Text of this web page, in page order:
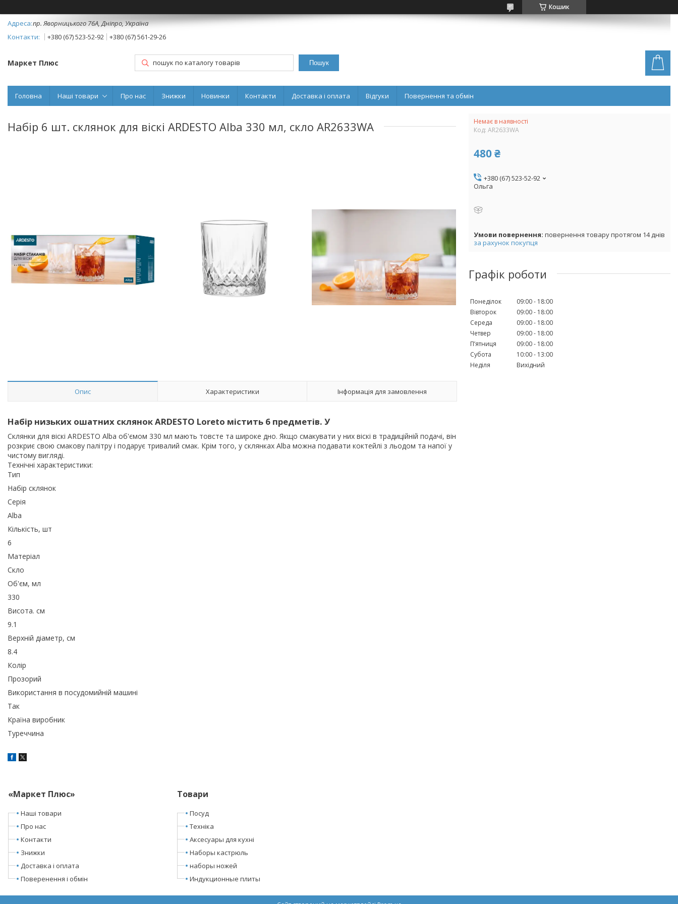
Кошик
пр. Яворницького 76А, Дніпро, Україна
+380 (67) 523-52-92
+380 (67) 561-29-26
Маркет Плюс Пошук
Головна Наші товари Про нас Знижки Новинки Контакти Доставка і оплата Відгуки Повернення та обмін
Набір 6 шт. склянок для віскі ARDESTO Alba 330 мл, скло AR2633WA
Опис Характеристики Інформація для замовлення
Набір низьких ошатних склянок ARDESTO Loreto містить 6 предметів. У
Склянки для віскі ARDESTO Alba об'ємом 330 мл мають товсте та широке дно. Якщо смакувати у них віскі в традиційній подачі, він
розкриє свою смакову палітру і подарує тривалий смак. Крім того, у склянках Alba можна подавати коктейлі з льодом та напої у
чистому вигляді.
Технічні характеристики:
Тип
Набір склянок
Серія
Alba
Кількість, шт
6
Матеріал
Скло
Об'єм, мл
330
Висота. см
9.1
Верхній діаметр, см
8.4
Колір
Прозорий
Використання в посудомийній машині
Так
Країна виробник
Туреччина
Немає в наявності
Код: AR2633WA
480 ₴
+380 (67) 523-52-92
Ольга
повернення товару протягом 14 днів
за рахунок покупця
Графік роботи
Понеділок 09:00
18:00
Вівторок
09:00
18:00
Середа
09:00
18:00
Четвер
09:00
18:00
Пʼятниця
09:00
18:00
Субота
10:00
13:00
Неділя
Вихідний
«Маркет Плюс»
Наші товари
Про нас
Контакти
Знижки
Доставка і оплата
Поверенення і обмін
Товари
Посуд
Техніка
Аксесуары для кухні
Наборы кастрюль
наборы ножей
Индукционные плиты